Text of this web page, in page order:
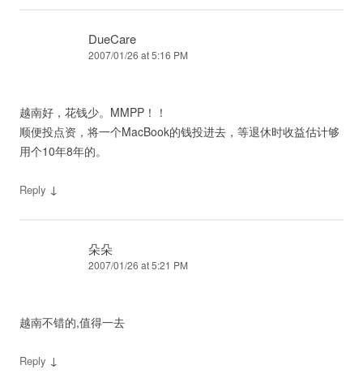
DueCare
2007/01/26 at 5:16 PM
越南好，花钱少。MMPP！！
顺便投点资，将一个MacBook的钱投进去，等退休时收益估计够
用个10年8年的。
Reply ↓
朵朵
2007/01/26 at 5:21 PM
越南不错的,值得一去
Reply ↓